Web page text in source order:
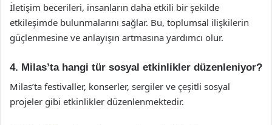
İletişim becerileri, insanların daha etkili bir şekilde
etkileşimde bulunmalarını sağlar. Bu, toplumsal ilişkilerin
güçlenmesine ve anlayışın artmasına yardımcı olur.
4. Milas’ta hangi tür sosyal etkinlikler düzenleniyor?
Milas’ta festivaller, konserler, sergiler ve çeşitli sosyal
projeler gibi etkinlikler düzenlenmektedir.